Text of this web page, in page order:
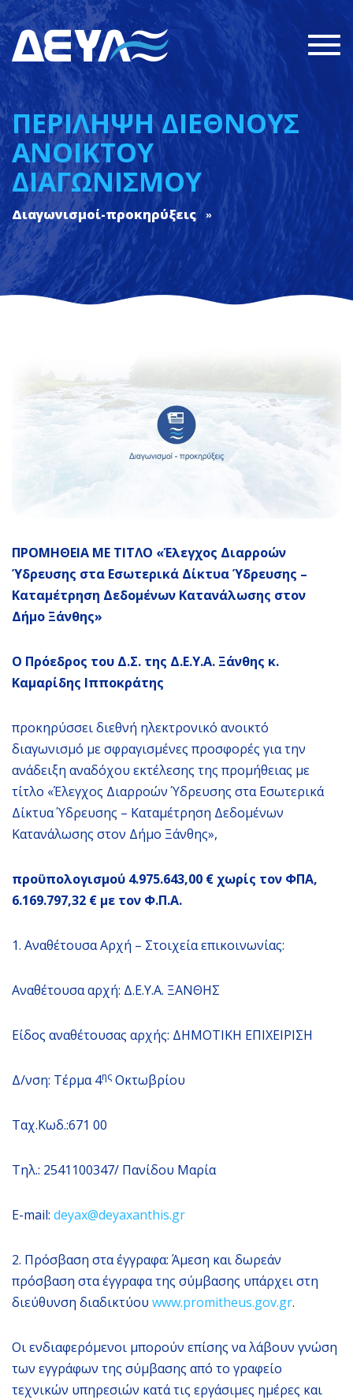
ΠΕΡΙΛΗΨΗ ΔΙΕΘΝΟΥΣ
ΑΝΟΙΚΤΟΥ
ΔΙΑΓΩΝΙΣΜΟΥ
Διαγωνισμοί-προκηρύξεις
ΠΡΟΜΗΘΕΙΑ ΜΕ ΤΙΤΛΟ «Έλεγχος Διαρροών
Ύδρευσης στα Εσωτερικά Δίκτυα Ύδρευσης –
Καταμέτρηση Δεδομένων Κατανάλωσης στον
Δήμο Ξάνθης»
Ο Πρόεδρος του Δ.Σ. της Δ.Ε.Υ.Α. Ξάνθης κ.
Καμαρίδης Ιπποκράτης
προκηρύσσει διεθνή ηλεκτρονικό ανοικτό
διαγωνισμό με σφραγισμένες προσφορές για την
ανάδειξη αναδόχου εκτέλεσης της προμήθειας με
τίτλο «Έλεγχος Διαρροών Ύδρευσης στα Εσωτερικά
Δίκτυα Ύδρευσης – Καταμέτρηση Δεδομένων
Κατανάλωσης στον Δήμο Ξάνθης»,
προϋπολογισμού 4.975.643,00 € χωρίς τον ΦΠΑ,
6.169.797,32 € με τον Φ.Π.Α.
1. Αναθέτουσα Αρχή – Στοιχεία επικοινωνίας:
Αναθέτουσα αρχή: Δ.Ε.Υ.Α. ΞΑΝΘΗΣ
Είδος αναθέτουσας αρχής: ΔΗΜΟΤΙΚΗ ΕΠΙΧΕΙΡΙΣΗ
Δ/νση: Τέρμα 4ης Οκτωβρίου
Ταχ.Κωδ.:671 00
Τηλ.: 2541100347/ Πανίδου Μαρία
E-mail: deyax@deyaxanthis.gr
2. Πρόσβαση στα έγγραφα: Άμεση και δωρεάν
πρόσβαση στα έγγραφα της σύμβασης υπάρχει στη
διεύθυνση διαδικτύου www.promitheus.gov.gr.
Οι ενδιαφερόμενοι μπορούν επίσης να λάβουν γνώση
των εγγράφων της σύμβασης από το γραφείο
τεχνικών υπηρεσιών κατά τις εργάσιμες ημέρες και